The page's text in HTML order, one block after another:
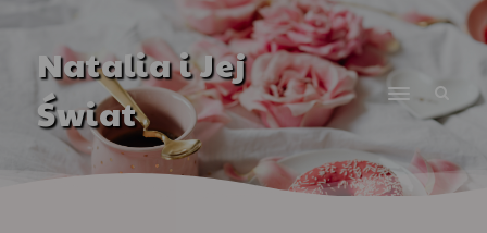
Natalia i Jej
Świat